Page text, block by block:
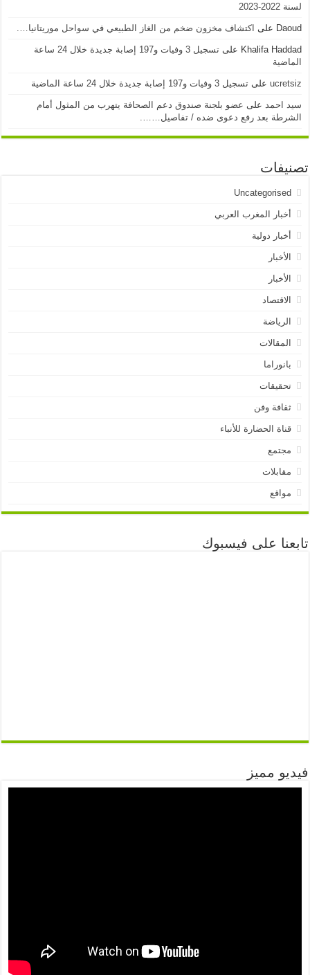
لسنة 2022-2023
Daoud على اكتشاف مخزون ضخم من الغاز الطبيعي في سواحل موريتانيا….
Khalifa Haddad على
تسجيل 3 وفيات و197 إصابة جديدة خلال 24 ساعة
الماضية
ucretsiz علىتسجيل 3 وفيات و197 إصابة جديدة خلال 24 ساعة الماضية
سيد احمد على عضو بلجنة صندوق دعم الصحافة يتهرب من المثول أمام
الشرطة بعد رفع دعوى ضده / تفاصيل…….
تصنيفات
Uncategorised
أخبار المغرب العربي
أخبار دولية
الأخبار
الأخبار
الاقتصاد
الرياضة
المقالات
بانوراما
تحقيقات
ثقافة وفن
قناة الحضارة للأنباء
مجتمع
مقابلات
مواقع
تابعنا على فيسبوك
فيديو مميز